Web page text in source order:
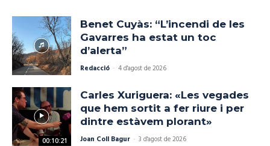
Benet Cuyàs: “L’incendi de les
Gavarres ha estat un toc
d’alerta”
Redacció - 4 d'agost de 2026
00:10:21
Carles Xuriguera: «Les vegades
que hem sortit a fer riure i per
dintre estàvem plorant»
Joan Coll Bagur - 3 d'agost de 2026